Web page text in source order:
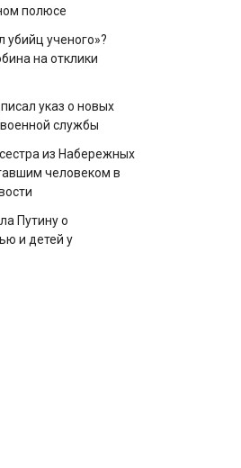
полюсе
ученого»?
на отклики
указ о новых
службы
из Набережных
человеком в
Путину о
и детей у